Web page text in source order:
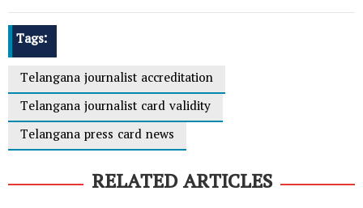
Tags:
Telangana journalist accreditation
Telangana journalist card validity
Telangana press card news
RELATED ARTICLES